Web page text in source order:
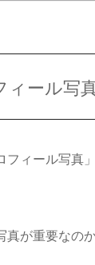
ィール写
フィール写真
真が重要なの